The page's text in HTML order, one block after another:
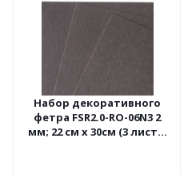
Набор декоративного
фетра FSR2.0-RO-06N3 2
мм; 22 см х 30см (3 листа,